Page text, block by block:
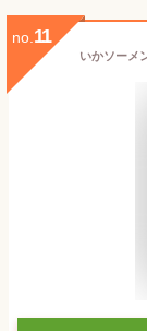
no. 11